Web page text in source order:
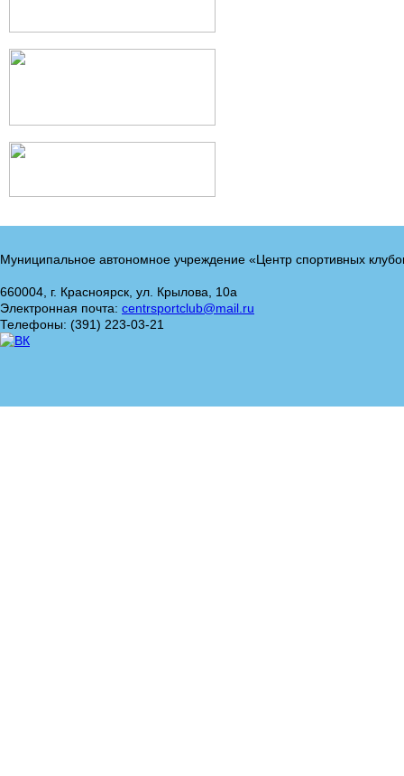
Муниципальное автономное учреждение «Центр спортивных
660004, г. Красноярск, ул. Крылова, 10а
Электронная почта: centrsportclub@mail.ru
Телефоны: (391) 223-03-21